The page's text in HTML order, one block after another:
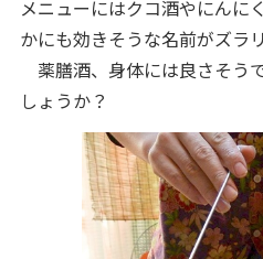
メニューにはクコ酒やにんに
かにも効きそうな名前がズラ
薬膳酒、身体には良さそう
しょうか？